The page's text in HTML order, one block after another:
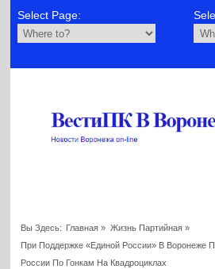
Select Page:
Вы Здесь: Главная » Жизнь Партийная»
При Поддержке «Единой России» В Воронеже
России По Гонкам На Квадроциклах